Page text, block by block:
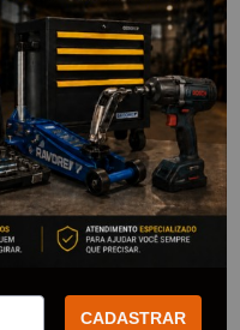
- GEDORE
CADASTRAR